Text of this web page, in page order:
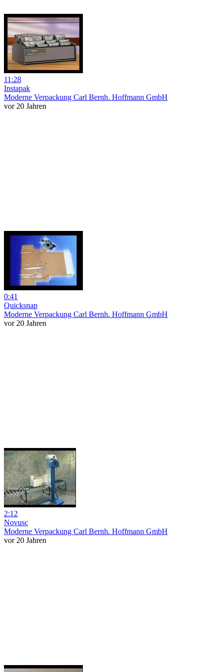
11:28
Instapak
Moderne Verpackung Carl Bernh. Hoffmann GmbH
vor 20 Jahren
0:41
Quicksnap
Moderne Verpackung Carl Bernh. Hoffmann GmbH
vor 20 Jahren
2:12
Novusc
Moderne Verpackung Carl Bernh. Hoffmann GmbH
vor 20 Jahren